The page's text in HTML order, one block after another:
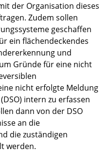
der Organisation dieses
Zudem sollen
geschaffen
ein flächendeckendes
und
Gründe für eine nicht
nicht erfolgte Meldung
intern zu erfassen
dann von der DSO
an die
die zuständigen
werden.